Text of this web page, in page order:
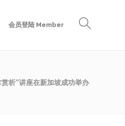
会员登陆 Member
析”讲座在新加坡成功举办